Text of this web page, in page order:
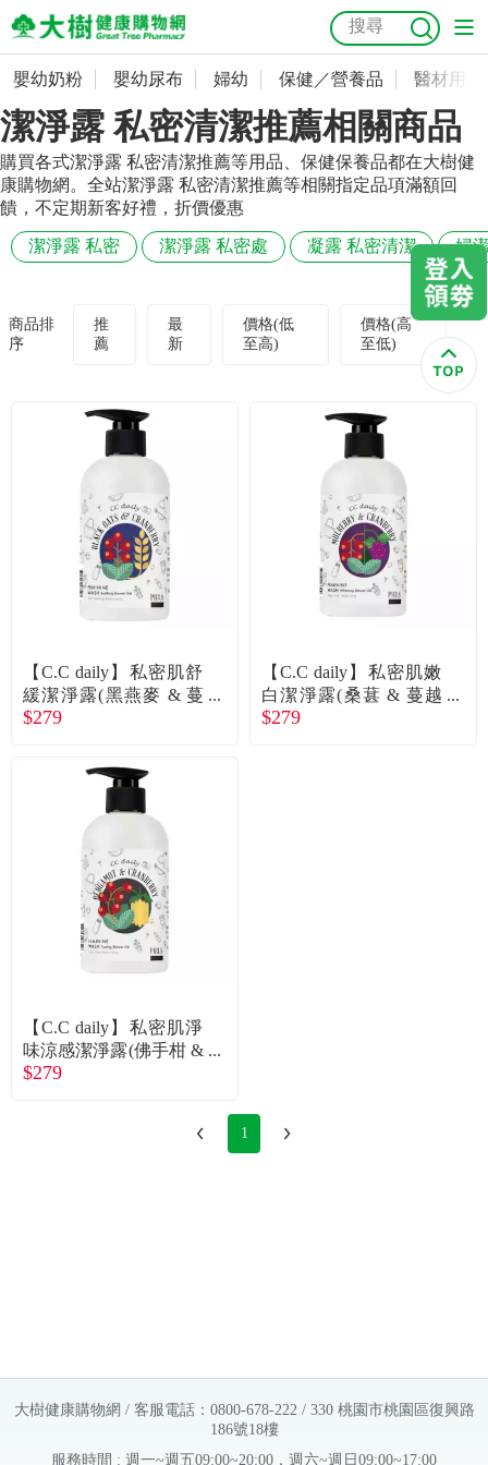
嬰幼奶粉
嬰幼尿布
婦幼
保健／營養品
醫材用品
美容／個人清潔
食品／健康食補
優惠活動
折價券、紅利說明
抗菌 尿布 大樹獨家 益生菌 魚油 幼兒米餅 貓砂
奶瓶奶嘴
會員資料及密碼修改
常用收件人清單
訂單查詢
收藏清單
紅利點數查詢
優惠券查詢
嬰幼奶粉 嬰幼尿布 婦幼 保健／營養品 醫材用品
潔淨露 私密清潔推薦相關商品
購買各式潔淨露 私密清潔推薦等用品、保健保養品都在大樹健
康購物網。全站潔淨露 私密清潔推薦等相關指定品項滿額回
饋，不定期新客好禮，折價優惠
潔淨露 私密 潔淨露 私密處 凝露 私密清潔 婦
商品排
序
推
薦
最
新
價格(低
至高)
價格(高
至低)
【C.C daily】私密肌舒
緩潔淨露(黑燕麥 & 蔓
越莓)330g
$279
【C.C daily】私密肌嫩
白潔淨露(桑葚 & 蔓越
莓)330g
$279
【C.C daily】私密肌淨
味涼感潔淨露(佛手柑 &
蔓越莓)330g
$279
1
大樹健康購物網 / 客服電話：0800-678-222 / 330 桃園市桃園區復興路
186號18樓
服務時間 : 週一~週五09:00~20:00，週六~週日09:00~17:00